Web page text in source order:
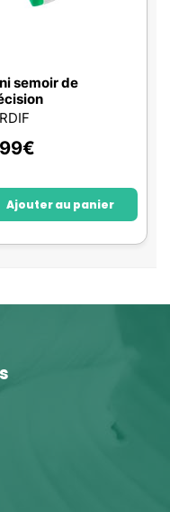
semoir de
€
Ajouter au panier